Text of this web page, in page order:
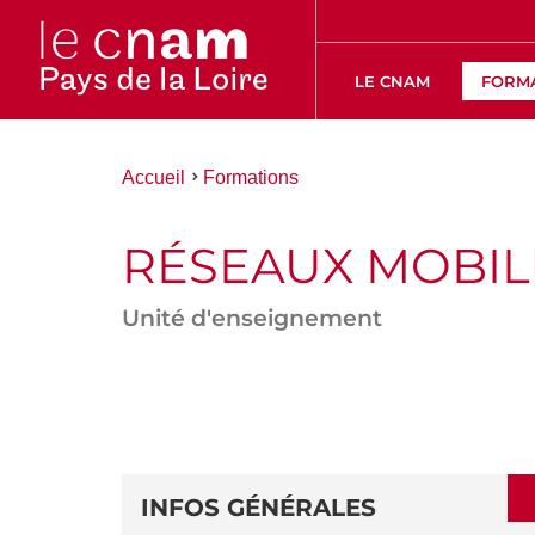
LE CNAM
Vous
Accueil Formations
RÉSEAUX
Unité d'enseignement
DE
DÉTAILS
INFOS GÉNÉRALES